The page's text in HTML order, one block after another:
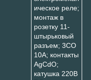
ическое реле;
монтаж в
розетку 11-
штырьковый
разъем; 3CO
10A; контакты
AgCdO;
катушка 220В